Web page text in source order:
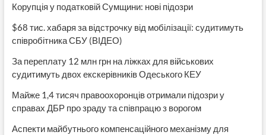
Корупція у податковій Сумщини: нові підозри
$68 тис. хабаря за відстрочку від мобілізації: судитимуть
співробітника СБУ (ВІДЕО)
За переплату 12 млн грн на ліжках для військових
судитимуть двох екскерівників Одеського КЕУ
Майже 1,4 тисяч правоохоронців отримали підозри у
справах ДБР про зраду та співпрацю з ворогом
Аспекти майбутнього компенсаційного механізму для